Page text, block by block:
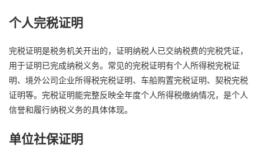
个人完税证明
完税证明是税务机关开出的，证明纳税人已交纳税费的完税凭证，
用于证明已完成纳税义务。常见的完税证明有个人所得税完税证
明、境外公司企业所得税完税证明、车船购置完税证明、契税完税
证明等。完税证明能完整反映全年度个人所得税缴纳情况，是个人
信誉和履行纳税义务的具体体现。
单位社保证明